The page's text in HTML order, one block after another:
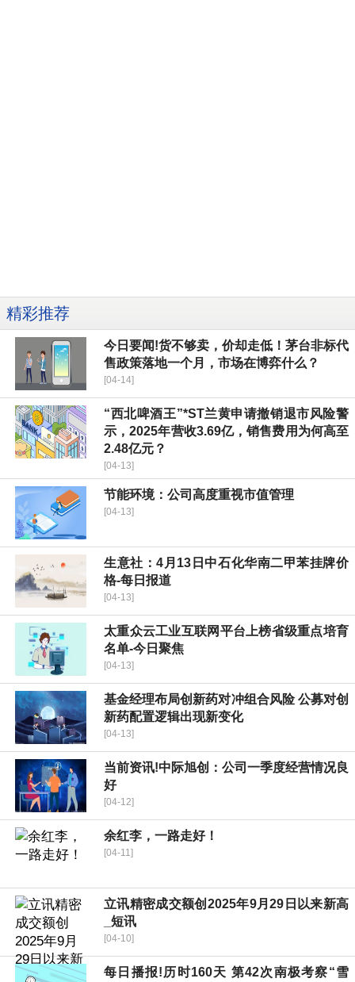
精彩推荐
今日要闻!货不够卖，价却走低！茅台非标代
售政策落地一个月，市场在博弈什么？
[04-14]
“西北啤酒王”*ST兰黄申请撤销退市风险警
示，2025年营收3.69亿，销售费用为何高至
2.48亿元？
[04-13]
节能环境：公司高度重视市值管理
[04-13]
生意社：4月13日中石化华南二甲苯挂牌价
格-每日报道
[04-13]
太重众云工业互联网平台上榜省级重点培育
名单-今日聚焦
[04-13]
基金经理布局创新药对冲组合风险 公募对创
新药配置逻辑出现新变化
[04-13]
当前资讯!中际旭创：公司一季度经营情况良
好
[04-12]
余红李，一路走好！
[04-11]
立讯精密成交额创2025年9月29日以来新高
_短讯
[04-10]
每日播报!历时160天 第42次南极考察“雪